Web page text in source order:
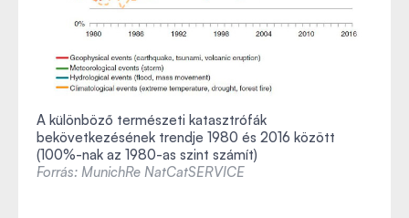
A különböző természeti katasztrófák
bekövetkezésének trendje 1980 és 2016 között
(100%-nak az 1980-as szint számít)
Forrás: MunichRe NatCatSERVICE